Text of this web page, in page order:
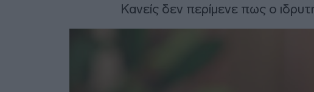
Κανείς δεν περίμενε πως ο